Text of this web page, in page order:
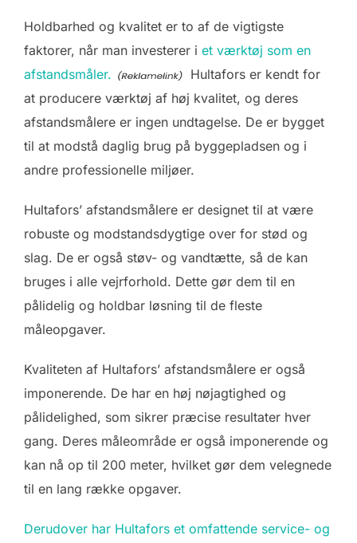
Holdbarhed og kvalitet er to af de vigtigste
faktorer, når man investerer i et værktøj som en
afstandsmåler.
Hultafors er kendt for
at producere værktøj af høj kvalitet, og deres
afstandsmålere er ingen undtagelse. De er bygget
til at modstå daglig brug på byggepladsen og i
andre professionelle miljøer.
Hultafors’ afstandsmålere er designet til at være
robuste og modstandsdygtige over for stød og
slag. De er også støv- og vandtætte, så de kan
bruges i alle vejrforhold. Dette gør dem til en
pålidelig og holdbar løsning til de fleste
måleopgaver.
Kvaliteten af Hultafors’ afstandsmålere er også
imponerende. De har en høj nøjagtighed og
pålidelighed, som sikrer præcise resultater hver
gang. Deres måleområde er også imponerende og
kan nå op til 200 meter, hvilket gør dem velegnede
til en lang række opgaver.
Derudover har Hultafors et omfattende service- og